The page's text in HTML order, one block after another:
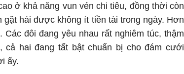
ở khả năng vun vén chi tiêu, đồng thời còn
hái được không ít tiền tài trong ngày. Hơn
đôi đang yêu nhau rất nghiêm túc, thậm
hai đang tất bật chuẩn bị cho đám cưới
ấy.